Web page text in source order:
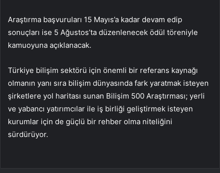
Araştırma başvuruları 15 Mayıs’a kadar devam edip
sonuçları ise 5 Ağustos’ta düzenlenecek ödül töreniyle
kamuoyuna açıklanacak.
Türkiye bilişim sektörü için önemli bir referans kaynağı
olmanın yanı sıra bilişim dünyasında fark yaratmak isteyen
şirketlere yol haritası sunan Bilişim 500 Araştırması; yerli
ve yabancı yatırımcılar ile iş birliği geliştirmek isteyen
kurumlar için de güçlü bir rehber olma niteliğini
sürdürüyor.